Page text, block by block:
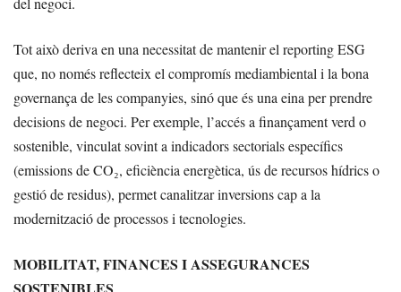
Tot això deriva en una necessitat de mantenir el reporting ESG
que, no només reflecteix el compromís mediambiental i la bona
governança de les companyies, sinó que és una eina per prendre
decisions de negoci. Per exemple, l’accés a finançament verd o
sostenible, vinculat sovint a indicadors sectorials específics
(emissions de CO₂, eficiència energètica, ús de recursos hídrics o
gestió de residus), permet canalitzar inversions cap a la
modernització de processos i tecnologies.
MOBILITAT, FINANCES I ASSEGURANCES